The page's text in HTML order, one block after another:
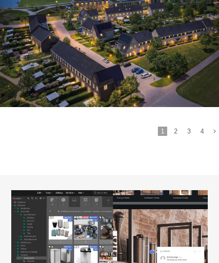
Wonen in de Groene Oase
1 2 3 4